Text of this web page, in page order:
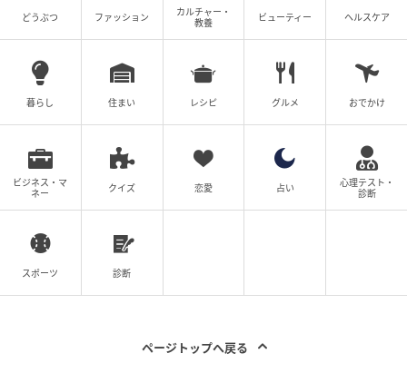
ペックを重視しすぎていた部分があったかもしれな
い、と反省しました。
第一印象は大事だけど、それだけで判断してしまうと
見えない部分もある。そんな当たり前のことを、改め
て考えさせられた出来事でした。
※本記事は、実際の体験談をもとに作成しています。
取材対象者の個人が特定されないよう固有名詞などに
※AI生成画像を使用しています
記事を配信しています。すべての女性の毎日がもっと
どうぶつ ファッション
カルチャー・
教養
ビューティー ヘルスケア
暮らし 住まい レシピ グルメ おでかけ
ビジネス・マ
ネー
クイズ 恋愛 占い
心理テスト・
診断
スポーツ 診断
ページトップへ戻る